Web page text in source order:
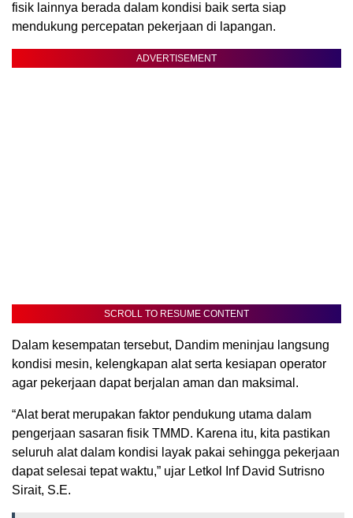
fisik lainnya berada dalam kondisi baik serta siap
mendukung percepatan pekerjaan di lapangan.
ADVERTISEMENT
SCROLL TO RESUME CONTENT
Dalam kesempatan tersebut, Dandim meninjau langsung
kondisi mesin, kelengkapan alat serta kesiapan operator
agar pekerjaan dapat berjalan aman dan maksimal.
“Alat berat merupakan faktor pendukung utama dalam
pengerjaan sasaran fisik TMMD. Karena itu, kita pastikan
seluruh alat dalam kondisi layak pakai sehingga pekerjaan
dapat selesai tepat waktu,” ujar Letkol Inf David Sutrisno
Sirait, S.E.